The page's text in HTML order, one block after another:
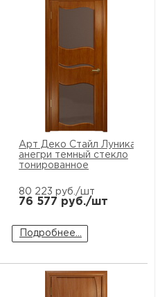
Арт Деко Стайл Луника-6
анегри темный стекло
тонированное
80 223 руб./шт
76 577 руб./шт
Подробнее...